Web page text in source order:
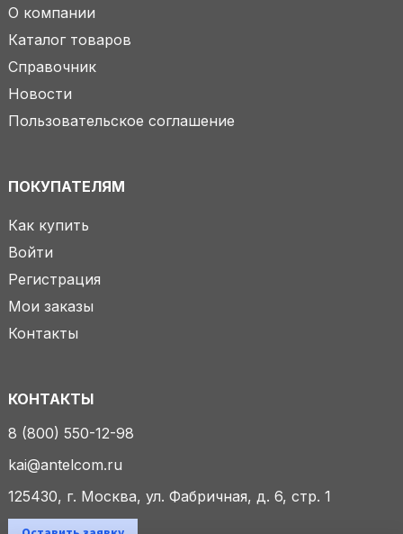
О компании
Каталог товаров
Справочник
Новости
Пользовательское соглашение
ПОКУПАТЕЛЯМ
Как купить
Войти
Регистрация
Мои заказы
Контакты
КОНТАКТЫ
8 (800) 550-12-98
kai@antelcom.ru
125430, г. Москва, ул. Фабричная, д. 6, стр. 1